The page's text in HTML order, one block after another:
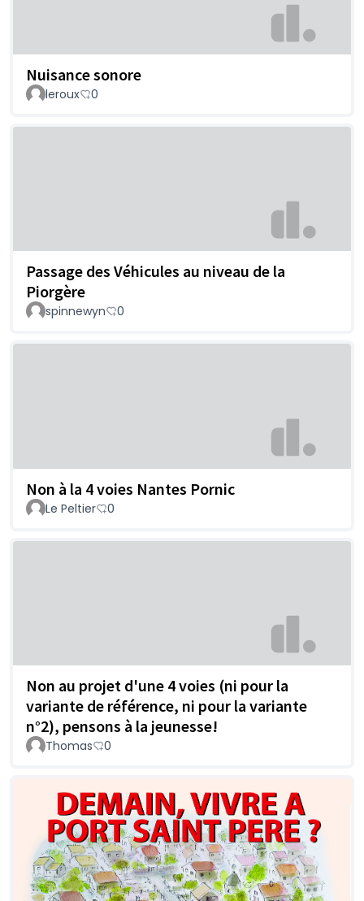
Nuisance sonore
leroux 0
Passage des Véhicules au niveau de la
Piorgère
spinnewyn 0
Non à la 4 voies Nantes Pornic
Le Peltier 0
Non au projet d'une 4 voies (ni pour la
variante de référence, ni pour la variante
n°2), pensons à la jeunesse!
Thomas 0